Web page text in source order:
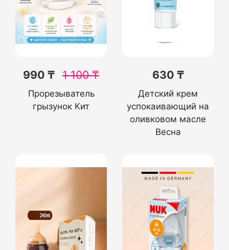
990 ₸ 1 100₸
Прорезыватель
грызунок Кит
630 ₸
Детский крем
успокаивающий на
оливковом масле
Весна